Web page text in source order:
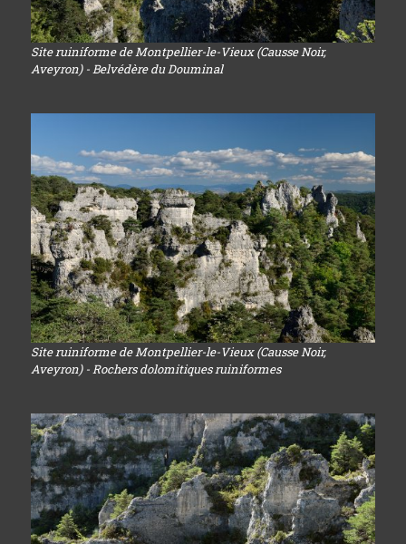
Site ruiniforme de Montpellier-le-Vieux (Causse Noir,
Aveyron) - Belvédère du Douminal
Site ruiniforme de Montpellier-le-Vieux (Causse Noir,
Aveyron) - Rochers dolomitiques ruiniformes